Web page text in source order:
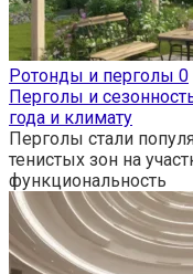
Ротонды и перголы 0
Перголы и
года и климату
Перголы стали
тенистых зон на
функциональность